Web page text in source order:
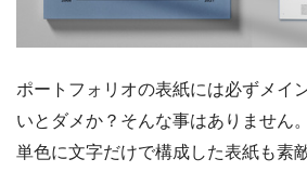
ポートフォリオの表紙には必ずメイ
いとダメか？そんな事はありません。
単色に文字だけで構成した表紙も素